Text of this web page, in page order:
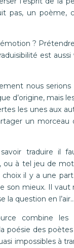
pas, un poème,
?
est
nous
d’origine, mais
les unes aux
un
traduire il
ou à tel jeu de
il y a une
son mieux. Il
la question en
combine les
poésie des
impossibles à